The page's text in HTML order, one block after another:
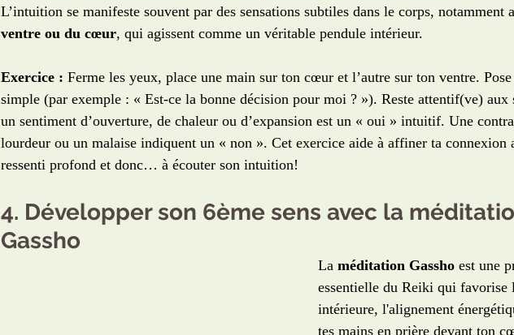
L’intuition se manifeste souvent par des sensations subtiles dans le corps, notamment
ventre ou du cœur, qui agissent comme un véritable pendule intérieur.
Exercice : Ferme les yeux, place une main sur ton cœur et l’autre sur ton ventre.
simple (par exemple : « Est-ce la bonne décision pour moi ? »). Reste attentif(ve) aux
un sentiment d’ouverture, de chaleur ou d’expansion est un « oui » intuitif. Une
lourdeur ou un malaise indiquent un « non ». Cet exercice aide à affiner ta connexion
ressenti profond et donc… à écouter son intuition!
4. Développer son 6ème sens avec la
Gassho
La méditation Gassho est une
essentielle du Reiki qui favorise
intérieure, l'alignement
tes mains en prière devant ton